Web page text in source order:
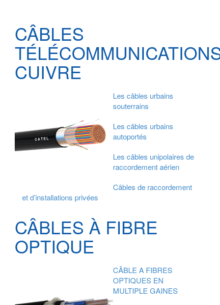
CÂBLES
CUIVRE
Les câbles urbains
souterrains
Les câbles urbains
autoportés
Les câbles unipolaires de
raccordement aérien
Câbles de raccordement
et d’installations privées
CÂBLES À FIBRE
OPTIQUE
CÂBLE A FIBRES
OPTIQUES EN
MULTIPLE GAINES